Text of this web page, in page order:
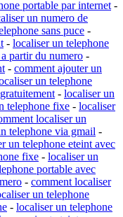
portable par internet -
un numero de
sans puce -
- localiser un telephone
partir du numero -
- comment ajouter un
un telephone
- localiser un
telephone fixe - localiser
localiser un
telephone via gmail -
un telephone eteint avec
fixe - localiser un
portable avec
- comment localiser
un telephone
- localiser un telephone